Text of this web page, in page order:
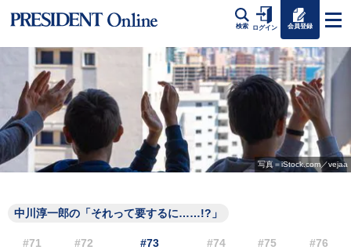
検索 ログイン 会員登録
写真＝iStock.com／vejaa
中川淳一郎の「それって要するに……!?」
#71 #72 #73 #74 #75 #76